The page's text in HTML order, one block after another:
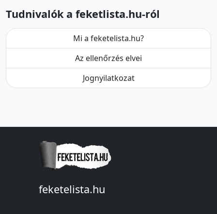
Tudnivalók a feketlista.hu-ról
Mi a feketelista.hu?
Az ellenőrzés elvei
Jognyilatkozat
feketelista.hu